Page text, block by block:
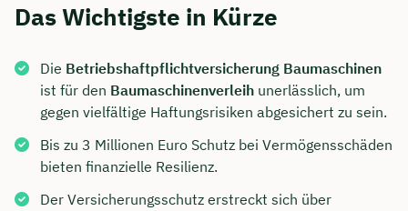
Das Wichtigste in Kürze
Die Betriebshaftpflichtversicherung Baumaschinen
ist für den Baumaschinenverleih unerlässlich, um
gegen vielfältige Haftungsrisiken abgesichert zu sein.
Bis zu 3 Millionen Euro Schutz bei Vermögensschäden
bieten finanzielle Resilienz.
Der Versicherungsschutz erstreckt sich über